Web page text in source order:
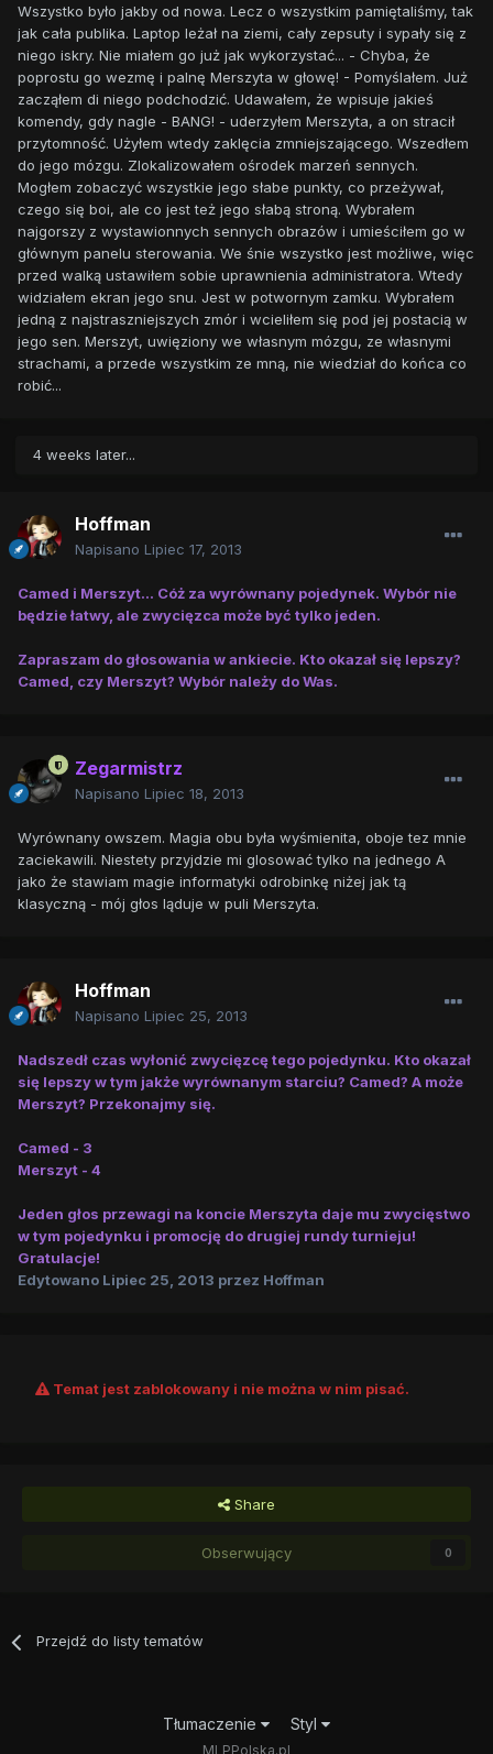
Wszystko było jakby od nowa. Lecz o wszystkim pamiętaliśmy, tak
jak cała publika. Laptop leżał na ziemi, cały zepsuty i sypały się z
niego iskry. Nie miałem go już jak wykorzystać... - Chyba, że
poprostu go wezmę i palnę Merszyta w głowę! - Pomyślałem. Już
zacząłem di niego podchodzić. Udawałem, że wpisuje jakieś
komendy, gdy nagle - BANG! - uderzyłem Merszyta, a on stracił
przytomność. Użyłem wtedy zaklęcia zmniejszającego. Wszedłem
do jego mózgu. Zlokalizowałem ośrodek marzeń sennych.
Mogłem zobaczyć wszystkie jego słabe punkty, co przeżywał,
czego się boi, ale co jest też jego słabą stroną. Wybrałem
najgorszy z wystawionnych sennych obrazów i umieściłem go w
głównym panelu sterowania. We śnie wszystko jest możliwe, więc
przed walką ustawiłem sobie uprawnienia administratora. Wtedy
widziałem ekran jego snu. Jest w potwornym zamku. Wybrałem
jedną z najstraszniejszych zmór i wcieliłem się pod jej postacią w
jego sen. Merszyt, uwięziony we własnym mózgu, ze własnymi
strachami, a przede wszystkim ze mną, nie wiedział do końca co
robić...
4 weeks later...
Hoffman
Napisano Lipiec 17, 2013
Camed i Merszyt... Cóż za wyrównany pojedynek. Wybór nie
będzie łatwy, ale zwycięzca może być tylko jeden.
Zapraszam do głosowania w ankiecie. Kto okazał się lepszy?
Camed, czy Merszyt? Wybór należy do Was.
Zegarmistrz
Napisano Lipiec 18, 2013
Wyrównany owszem. Magia obu była wyśmienita, oboje tez mnie
zaciekawili. Niestety przyjdzie mi glosować tylko na jednego A
jako że stawiam magie informatyki odrobinkę niżej jak tą
klasyczną - mój głos ląduje w puli Merszyta.
Hoffman
Napisano Lipiec 25, 2013
Nadszedł czas wyłonić zwycięzcę tego pojedynku. Kto okazał
się lepszy w tym jakże wyrównanym starciu? Camed? A może
Merszyt? Przekonajmy się.
Camed - 3
Merszyt - 4
Jeden głos przewagi na koncie Merszyta daje mu zwycięstwo
w tym pojedynku i promocję do drugiej rundy turnieju!
Gratulacje!
Edytowano Lipiec 25, 2013 przez Hoffman
Temat jest zablokowany i nie można w nim pisać.
Share
Obserwujący 0
Przejdź do listy tematów
Tłumaczenie Styl
MLPPolska.pl